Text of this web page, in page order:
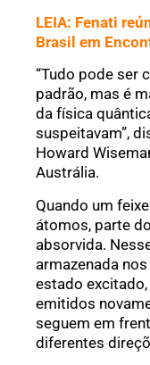
LEIA: Fenati
Brasil em
“Tudo pode ser
padrão, mas é
da física
suspeitavam”,
Howard
Austrália.
Quando um
átomos, parte
absorvida.
armazenada
estado
emitidos
seguem em
diferentes